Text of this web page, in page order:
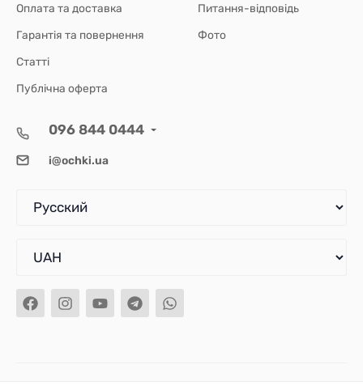
Оплата та доставка
Гарантія та повернення
Статті
Публічна оферта
Питання-відповідь
Фото
096 844 0444
i@ochki.ua